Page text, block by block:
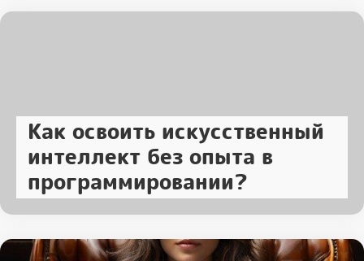
Как освоить искусственный
интеллект без опыта в
программировании?